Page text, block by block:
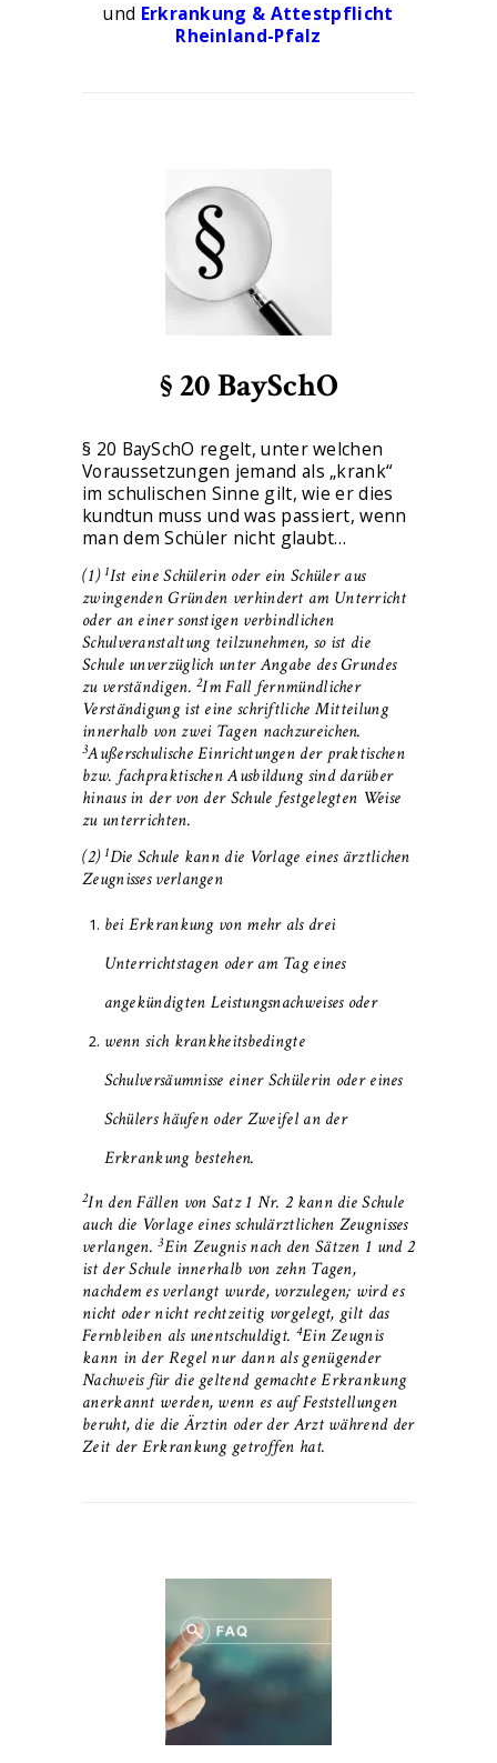
und Erkrankung & Attestpflicht
Rheinland-Pfalz
§ 20 BaySchO
§ 20 BaySchO regelt, unter welchen
Voraussetzungen jemand als „krank“
im schulischen Sinne gilt, wie er dies
kundtun muss und was passiert, wenn
man dem Schüler nicht glaubt…
(1)1Ist eine Schülerin oder ein Schüler aus
zwingenden Gründen verhindert am Unterricht
oder an einer sonstigen verbindlichen
Schulveranstaltung teilzunehmen, so ist die
Schule unverzüglich unter Angabe des Grundes
zu verständigen.2Im Fall fernmündlicher
Verständigung ist eine schriftliche Mitteilung
innerhalb von zwei Tagen nachzureichen.
3Außerschulische Einrichtungen der praktischen
bzw. fachpraktischen Ausbildung sind darüber
hinaus in der von der Schule festgelegten Weise
zu unterrichten.
(2)1Die Schule kann die Vorlage eines ärztlichen
Zeugnisses verlangen
bei Erkrankung von mehr als drei
Unterrichtstagen oder am Tag eines
angekündigten Leistungsnachweises oder
wenn sich krankheitsbedingte
Schulversäumnisse einer Schülerin oder eines
Schülers häufen oder Zweifel an der
Erkrankung bestehen.
2In den Fällen von Satz 1 Nr. 2 kann die Schule
auch die Vorlage eines schulärztlichen Zeugnisses
verlangen.3Ein Zeugnis nach den Sätzen 1 und 2
ist der Schule innerhalb von zehn Tagen,
nachdem es verlangt wurde, vorzulegen; wird es
nicht oder nicht rechtzeitig vorgelegt, gilt das
Fernbleiben als unentschuldigt. 4Ein Zeugnis
kann in der Regel nur dann als genügender
Nachweis für die geltend gemachte Erkrankung
anerkannt werden, wenn es auf Feststellungen
beruht, die die Ärztin oder der Arzt während der
Zeit der Erkrankung getroffen hat.